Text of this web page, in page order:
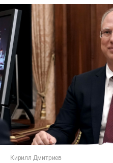
Кирилл Дмитриев